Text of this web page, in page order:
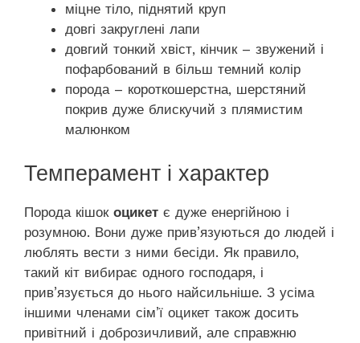
міцне тіло, піднятий круп
довгі закруглені лапи
довгий тонкий хвіст, кінчик – звужений і
пофарбований в більш темний колір
порода – короткошерстна, шерстяний
покрив дуже блискучий з плямистим
малюнком
Темперамент і характер
Порода кішок оцикет є дуже енергійною і
розумною. Вони дуже прив’язуються до людей і
люблять вести з ними бесіди. Як правило,
такий кіт вибирає одного господаря, і
прив’язується до нього найсильніше. З усіма
іншими членами сім’ї оцикет також досить
привітний і доброзичливий, але справжню